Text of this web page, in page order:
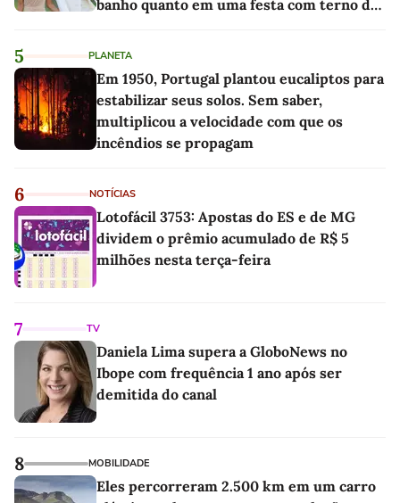
banho quanto em uma festa com terno de
5 PLANETA
Em 1950, Portugal plantou eucaliptos para
estabilizar seus solos. Sem saber,
multiplicou a velocidade com que os
incêndios se propagam
6 NOTÍCIAS
Lotofácil 3753: Apostas do ES e de MG
dividem o prêmio acumulado de R$ 5
milhões nesta terça-feira
7 TV
Daniela Lima supera a GloboNews no
Ibope com frequência 1 ano após ser
demitida do canal
8 MOBILIDADE
Eles percorreram 2.500 km em um carro